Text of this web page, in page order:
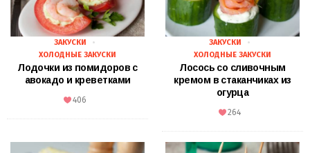
ЗАКУСКИ
ХОЛОДНЫЕ ЗАКУСКИ
Лодочки из помидоров с
авокадо и креветками
406
ЗАКУСКИ
ХОЛОДНЫЕ ЗАКУСКИ
Лосось со сливочным
кремом в стаканчиках из
огурца
264